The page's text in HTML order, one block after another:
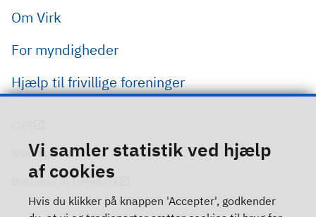
Vi samler statistik ved hjælp
af cookies
Hvis du klikker på knappen 'Accepter', godkender
Om Virk
For myndigheder
Hjælp til frivillige foreninger
Nye regler
Business in Denmark